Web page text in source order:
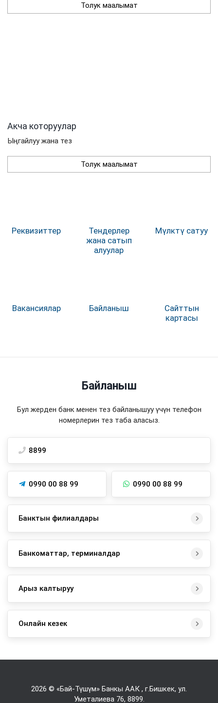
Толук маалымат
Акча которуулар
Ыңгайлуу жана тез
Толук маалымат
Реквизиттер
Тендерлер
жана сатып
алуулар
Мүлктү сатуу
Вакансиялар Байланыш
Сайттын
картасы
Байланыш
Бул жерден банк менен тез байланышуу үчүн телефон
номерлерин тез таба аласыз.
8899
0990 00 88 99 0990 00 88 99
Банктын филиалдары
Банкоматтар, терминалдар
Арыз калтыруу
Онлайн кезек
2026 © «Бай-Түшүм» Банкы ААК , г.Бишкек, ул.
Уметалиева 76, 8899.